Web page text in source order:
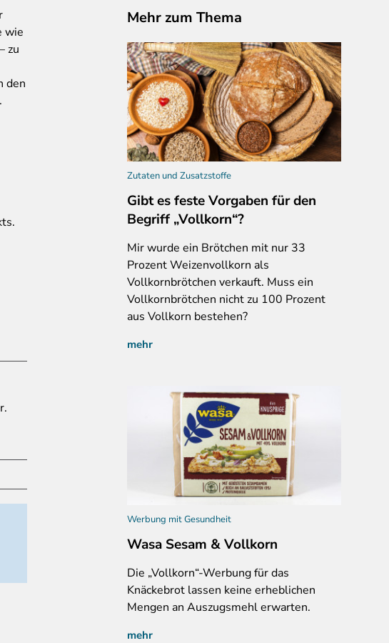
wie
zu
den
Mehr zum Thema
Zutaten und Zusatzstoffe
Gibt es feste Vorgaben für den
Begriff „Vollkorn“?
Mirwurde ein Brötchen mit nur 33
Prozent Weizenvollkorn als
Vollkornbrötchen verkauft. Muss ein
Vollkornbrötchen nicht zu 100 Prozent
aus Vollkorn bestehen?
mehr
Werbung mit Gesundheit
Wasa Sesam & Vollkorn
Die „Vollkorn“-Werbung für das
Knäckebrot lassen keine erheblichen
Mengen an Auszugsmehl erwarten.
mehr